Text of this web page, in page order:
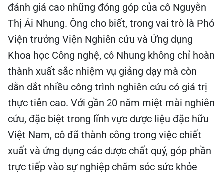
đánh giá cao những đóng góp của cô Nguyễn
Thị Ái Nhung. Ông cho biết, trong vai trò là Phó
Viện trưởng Viện Nghiên cứu và Ứng dụng
Khoa học Công nghệ, cô Nhung không chỉ hoàn
thành xuất sắc nhiệm vụ giảng dạy mà còn
dẫn dắt nhiều công trình nghiên cứu có giá trị
thực tiễn cao. Với gần 20 năm miệt mài nghiên
cứu, đặc biệt trong lĩnh vực dược liệu đặc hữu
Việt Nam, cô đã thành công trong việc chiết
xuất và ứng dụng các dược chất quý, góp phần
trực tiếp vào sự nghiệp chăm sóc sức khỏe